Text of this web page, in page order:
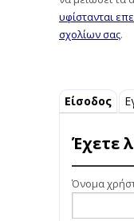
υφίστανται
σχολίων σας.
Είσοδος
Έχετε
Όνομα